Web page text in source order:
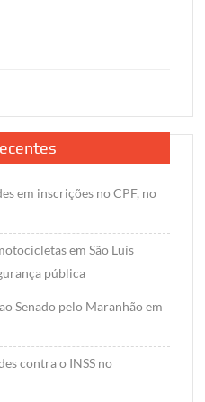
em inscrições no CPF, no
em São Luís
pública
Senado pelo Maranhão em
contra o INSS no